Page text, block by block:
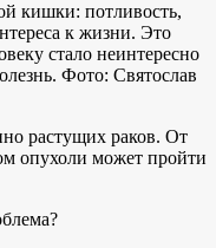
кишки: потливость,
к жизни. Это
стало неинтересно
Фото: Святослав
растущих раков. От
опухоли может пройти